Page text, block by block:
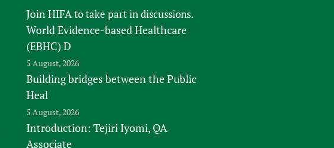
Join HIFAto take part in discussions.
World Evidence-based Healthcare
(EBHC) D
5 August, 2026
Building bridges between the Public
Heal
5 August, 2026
Introduction: Tejiri Iyomi, QA
Associate